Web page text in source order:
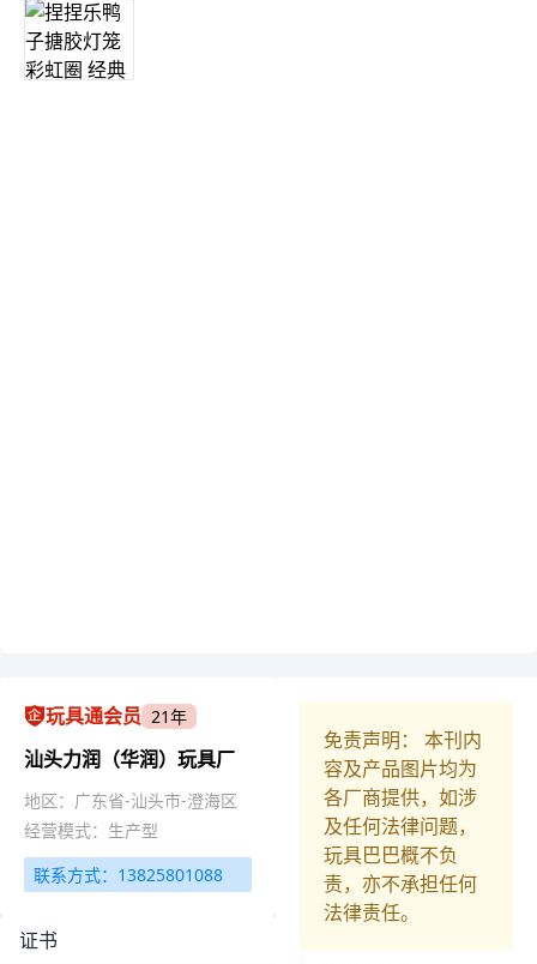
玩具通会员 21年
汕头力润（华润）玩具厂
地区：广东省-汕头市-澄海区
经营模式：生产型
联系方式：13825801088
证书
免责声明： 本刊内
容及产品图片均为
各厂商提供，如涉
及任何法律问题，
玩具巴巴概不负
责，亦不承担任何
法律责任。